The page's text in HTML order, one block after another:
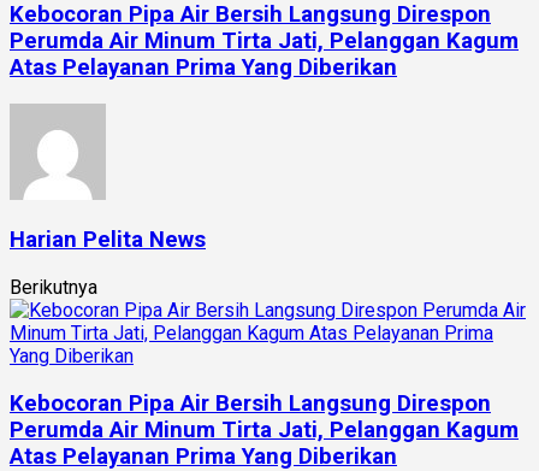
Kebocoran Pipa Air Bersih Langsung Direspon
Perumda Air Minum Tirta Jati, Pelanggan Kagum
Atas Pelayanan Prima Yang Diberikan
Harian Pelita News
Berikutnya
Kebocoran Pipa Air Bersih Langsung Direspon
Perumda Air Minum Tirta Jati, Pelanggan Kagum
Atas Pelayanan Prima Yang Diberikan